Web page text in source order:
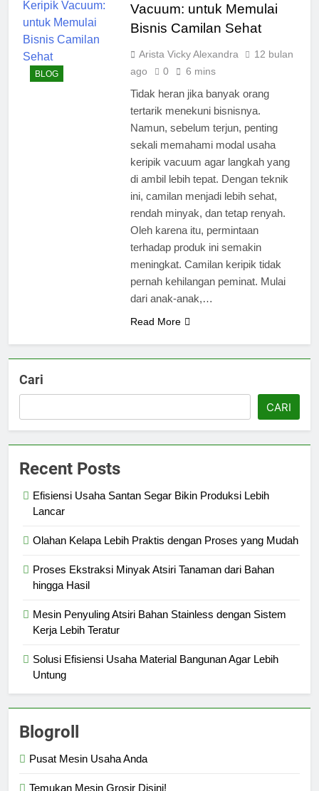
BLOG
Vacuum: untuk Memulai
Bisnis Camilan Sehat
Arista Vicky Alexandra
12 bulan
ago
0 6 mins
Tidak heran jika banyak orang
tertarik menekuni bisnisnya.
Namun, sebelum terjun, penting
sekali memahami modal usaha
keripik vacuum agar langkah yang
di ambil lebih tepat. Dengan teknik
ini, camilan menjadi lebih sehat,
rendah minyak, dan tetap renyah.
Oleh karena itu, permintaan
terhadap produk ini semakin
meningkat. Camilan keripik tidak
pernah kehilangan peminat. Mulai
dari anak-anak,…
Read More
Cari
CARI
Recent Posts
Efisiensi Usaha Santan Segar Bikin Produksi Lebih
Lancar
Olahan Kelapa Lebih Praktis dengan Proses yang Mudah
Proses Ekstraksi Minyak Atsiri Tanaman dari Bahan
hingga Hasil
Mesin Penyuling Atsiri Bahan Stainless dengan Sistem
Kerja Lebih Teratur
Solusi Efisiensi Usaha Material Bangunan Agar Lebih
Untung
Blogroll
Pusat Mesin Usaha Anda
Temukan Mesin Grosir Disini!